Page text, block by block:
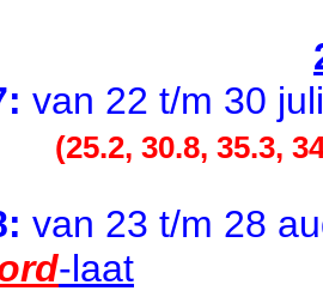
van 22 t/m 30
(25.2, 30.8, 35.3,
van 23 t/m 28
-laat